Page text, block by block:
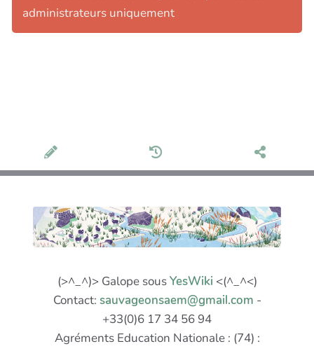
administrateurs uniquement
(>^_^)> Galope sousYesWiki <(^_^<)
Contact: sauvageonsaem@gmail.com -
+33(0)6 17 34 56 94
Agréments Education Nationale : (74) :